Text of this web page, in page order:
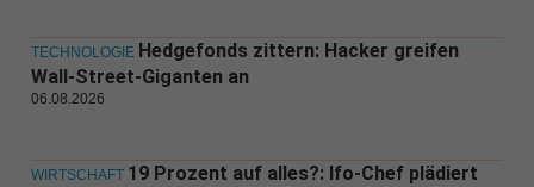
TECHNOLOGIE Hedgefonds zittern: Hacker greifen
Wall-Street-Giganten an
06.08.2026
WIRTSCHAFT 19 Prozent auf alles?: Ifo-Chef plädiert